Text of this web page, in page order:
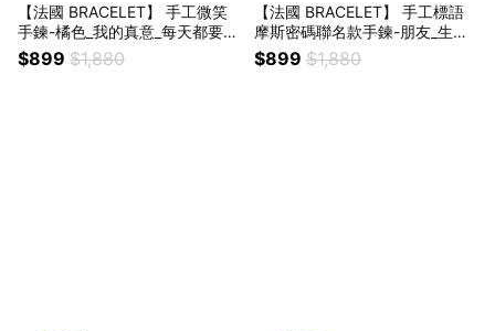
【法國 BRACELET】 手工微笑
手鍊-橘色_我的真意_每天都要記
得微笑_生日禮物_牡羊座生日快
樂_摩斯密碼_手工飾品
$899 $1,880
【法國 BRACELET】 手工標語
摩斯密碼聯名款手鍊-朋友_生日
禮物_手工飾品_有你在每天都很
美好_牡羊座生日快樂
$899 $1,880